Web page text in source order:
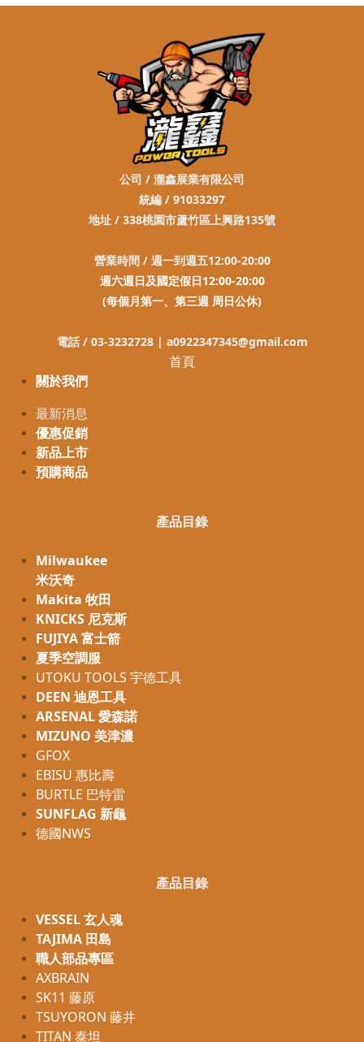
公司 / 瀧鑫展業有限公司
統編 / 91033297
地址 / 338桃園市蘆竹區上興路135號
營業時間 / 週一到週五12:00-20:00
週六週日及國定假日12:00-20:00
(每個月第一、第三週 周日公休)
電話 / 03-3232728 | a0922347345@gmail.com
首頁
關於我們
最新消息
優惠促銷
新品上市
預購商品
產品目錄
Milwaukee
米沃奇
Makita 牧田
KNICKS 尼克斯
FUJIYA 富士箭
夏季空調服
UTOKU TOOLS 宇德工具
DEEN 迪恩工具
ARSENAL 愛森諾
MIZUNO 美津濃
GFOX
EBISU 惠比壽
BURTLE 巴特雷
SUNFLAG 新龜
德國NWS
產品目錄
VESSEL 玄人魂
TAJIMA 田島
職人部品專區
AXBRAIN
SK11 藤原
TSUYORON 藤井
TITAN 泰坦